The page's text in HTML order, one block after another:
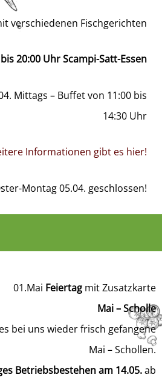
verschiedenen Fischgerichten
20:00 Uhr Scampi-Satt-Essen
Mittags – Buffet von 11:00 bis
14:30 Uhr
Informationen gibt es hier!
Montag 05.04. geschlossen!
01.Mai Feiertag mit Zusatzkarte
Mai – Scholle
bei uns wieder frisch gefangene
Mai – Schollen.
Betriebsbestehen am 14.05.ab